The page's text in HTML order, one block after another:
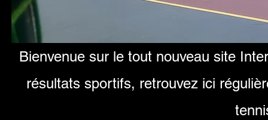
Bienvenue sur le tout nouveau site
résultats sportifs, retrouvez ici